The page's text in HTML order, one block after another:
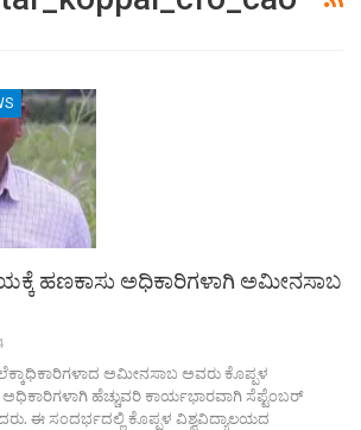
ಹಣಕಾಸು ಅಧಿಕಾರಿಗಳಾಗಿ ಅಮೀನಸಾಬ
ಅಮೀನಸಾಬ ಅವರು ಕೊಪ್ಪಳ
ಅಧಿಕಾರಿಗಳಾಗಿ ಹೆಚ್ಚುವರಿ ಕಾರ್ಯಭಾರವಾಗಿ ಸೆಪ್ಟೆಂಬರ್
ಈ ಸಂದರ್ಭದಲ್ಲಿ ಕೊಪ್ಪಳ ವಿಶ್ವವಿದ್ಯಾಲಯದ